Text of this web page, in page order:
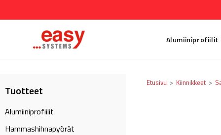
Alumiiniprofiilit
Tuotteet
Alumiiniprofiilit
Hammashihnapyörät
Etusivu > Kiinnikkeet >